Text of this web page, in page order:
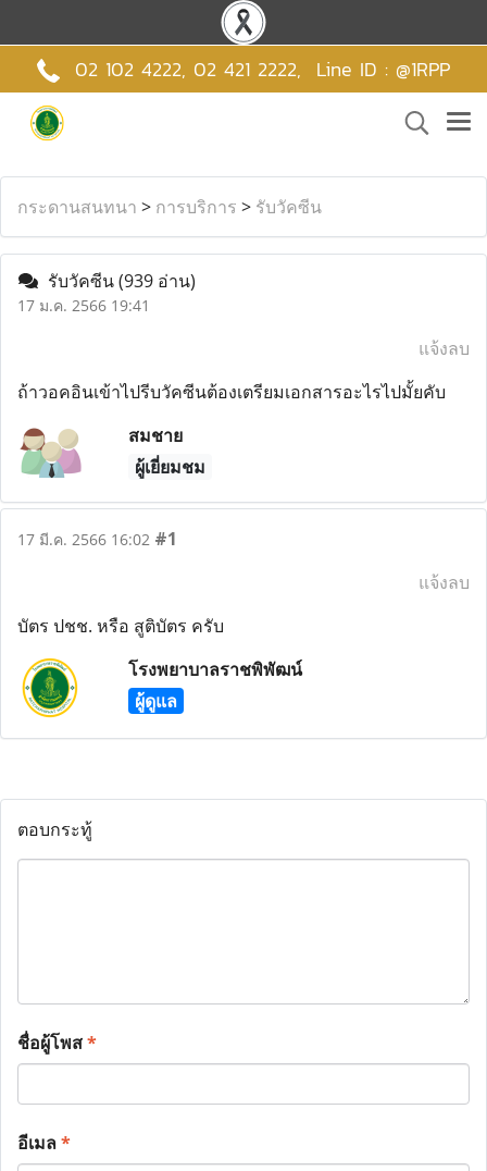
02 102 4222, 02 421 2222, Line ID : @1RPP
กระดานสนทนา > การบริการ > รับวัคซีน
รับวัคซีน(939 อ่าน)
17 ม.ค. 2566 19:41
แจ้งลบ
ถ้าวอคอินเข้าไปรีบวัคซีนต้องเตรียมเอกสารอะไรไปมั้ยคับ
สมชาย
ผู้เยี่ยมชม
17 มี.ค. 2566 16:02 #1
แจ้งลบ
บัตร ปชช. หรือ สูติบัตร ครับ
โรงพยาบาลราชพิพัฒน์
ผู้ดูแล
ตอบกระทู้
ชื่อผู้โพส*
อีเมล*